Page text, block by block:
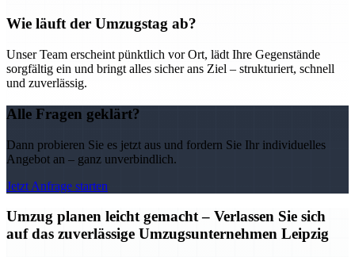
Wie läuft der Umzugstag ab?
Unser Team erscheint pünktlich vor Ort, lädt Ihre Gegenstände
sorgfältig ein und bringt alles sicher ans Ziel – strukturiert, schnell
und zuverlässig.
Alle Fragen geklärt?
Dann probieren Sie es jetzt aus und fordern Sie Ihr individuelles
Angebot an – ganz unverbindlich.
Jetzt Anfrage starten
Umzug planen leicht gemacht – Verlassen Sie sich
auf das zuverlässige Umzugsunternehmen Leipzig